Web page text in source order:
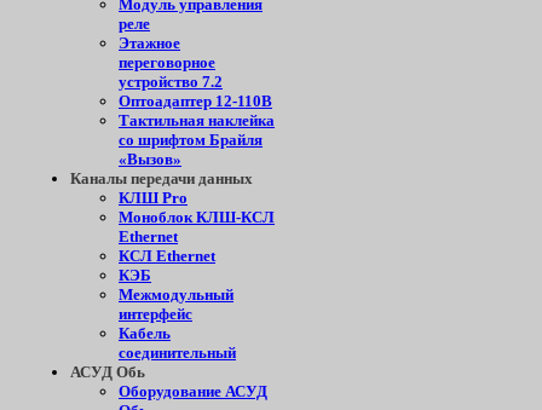
Модуль управления
реле
Этажное
переговорное
устройство 7.2
Оптоадаптер 12-110В
Тактильная наклейка
со шрифтом Брайля
«Вызов»
Каналы передачи данных
КЛШ Pro
Моноблок КЛШ-КСЛ
Ethernet
КСЛ Ethernet
КЭБ
Межмодульный
интерфейс
Кабель
соединительный
АСУД Обь
Оборудование АСУД